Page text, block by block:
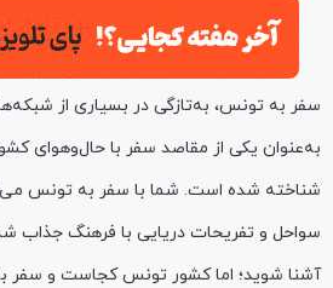
سفر به تونس، به‌تازگی در بسیاری از
به‌عنوان یکی از مقاصد سفر با حال‌وهوای
شناخته شده است. شما با سفر به تونس
سواحل و تفریحات دریایی با فرهنگ جذاب
آشنا شوید؛ اما کشور تونس کجاست و